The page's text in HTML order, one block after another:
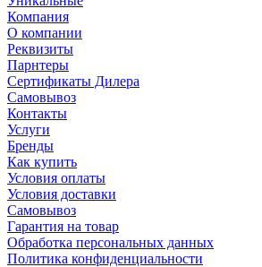
Компания
О компании
Реквизиты
Парнтеры
Сертификаты Дилера
Самовывоз
Контакты
Услуги
Бренды
Как купить
Условия оплаты
Условия доставки
Самовывоз
Гарантия на товар
Обработка персональных данных
Политика конфиденциальности